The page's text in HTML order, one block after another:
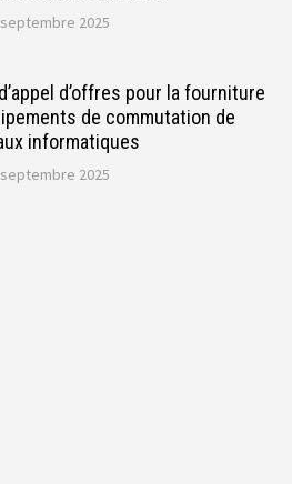
2025
d’offres pour la fourniture
de commutation de
informatiques
2025